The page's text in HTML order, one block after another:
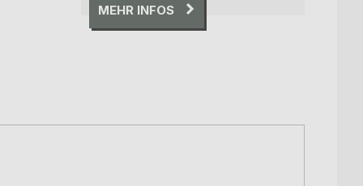
MEHR INFOS